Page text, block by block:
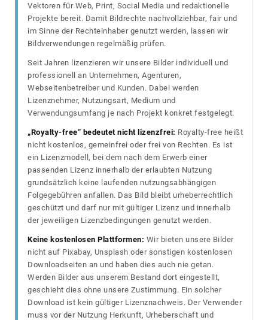
Vektoren für Web, Print, Social Media und redaktionelle
Projekte bereit. Damit Bildrechte nachvollziehbar, fair und
im Sinne der Rechteinhaber genutzt werden, lassen wir
Bildverwendungen regelmäßig prüfen.
Seit Jahren lizenzieren wir unsere Bilder individuell und
professionell an Unternehmen, Agenturen,
Webseitenbetreiber und Kunden. Dabei werden
Lizenznehmer, Nutzungsart, Medium und
Verwendungsumfang je nach Projekt konkret festgelegt.
„Royalty-free“ bedeutet nicht lizenzfrei: Royalty-free heißt
nicht kostenlos, gemeinfrei oder frei von Rechten. Es ist
ein Lizenzmodell, bei dem nach dem Erwerb einer
passenden Lizenz innerhalb der erlaubten Nutzung
grundsätzlich keine laufenden nutzungsabhängigen
Folgegebühren anfallen. Das Bild bleibt urheberrechtlich
geschützt und darf nur mit gültiger Lizenz und innerhalb
der jeweiligen Lizenzbedingungen genutzt werden.
Keine kostenlosen Plattformen: Wir bieten unsere Bilder
nicht auf Pixabay, Unsplash oder sonstigen kostenlosen
Downloadseiten an und haben dies auch nie getan.
Werden Bilder aus unserem Bestand dort eingestellt,
geschieht dies ohne unsere Zustimmung. Ein solcher
Download ist kein gültiger Lizenznachweis. Der Verwender
muss vor der Nutzung Herkunft, Urheberschaft und